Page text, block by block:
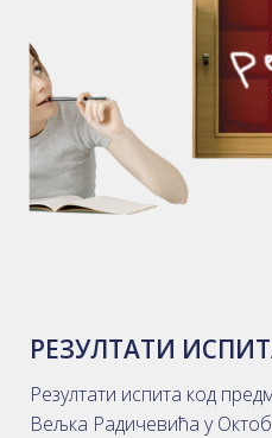
РЕЗУЛТАТИ
Резултати испита код
Вељка Радичевића у